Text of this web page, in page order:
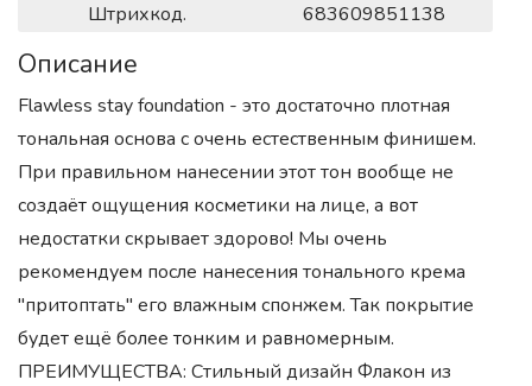
Штрихкод. 683609851138
Описание
Flawless stay foundation - это достаточно плотная
тональная основа с очень естественным финишем.
При правильном нанесении этот тон вообще не
создаёт ощущения косметики на лице, а вот
недостатки скрывает здорово! Мы очень
рекомендуем после нанесения тонального крема
"притоптать" его влажным спонжем. Так покрытие
будет ещё более тонким и равномерным.
ПРЕИМУЩЕСТВА: Стильный дизайн Флакон из